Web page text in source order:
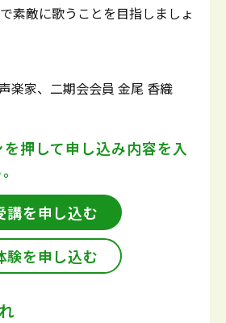
素敵に歌うことを目指しましょ
楽家、二期会会員 金尾 香織
押して申し込み内容を入
講を申し込む
験を申し込む